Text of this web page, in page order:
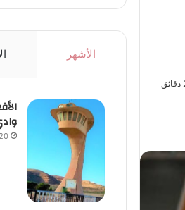
الأشهر